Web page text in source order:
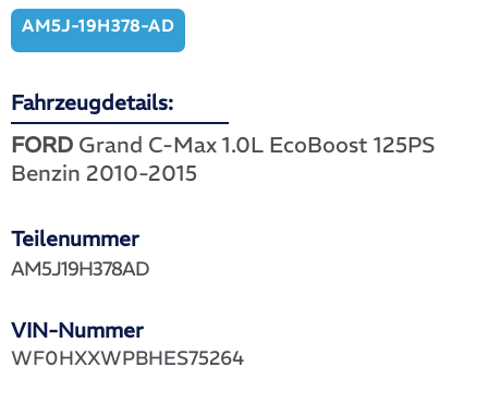
AM5J-19H378-AD
Fahrzeugdetails:
FORD Grand C-Max 1.0L EcoBoost 125PS
Benzin 2010-2015
Teilenummer
VIN-Nummer
AM5J19H378AD
WF0HXXWPBHES75264